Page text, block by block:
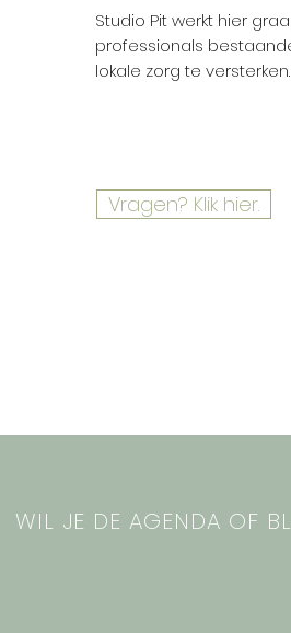
Studio Pit werkt hier
professionals
lokale zorg te versterken.
Vragen? Klik hier.
WIL JE DE AGENDA OF